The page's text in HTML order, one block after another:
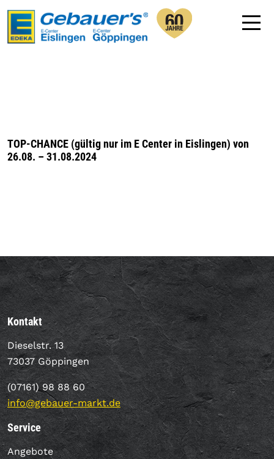
TOP-CHANCE (gültig nur im E Center in Eislingen) von
26.08. – 31.08.2024
Kontakt
Dieselstr. 13
73037 Göppingen
(07161) 98 88 60
info@gebauer-markt.de
Service
Angebote